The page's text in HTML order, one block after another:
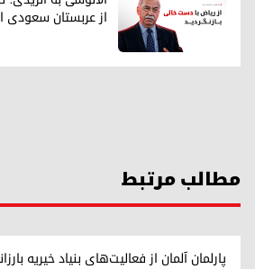
از عربستان
مطالب مرتبط
پارلمان آلمان از فعالیت‌های بنیاد خیریه